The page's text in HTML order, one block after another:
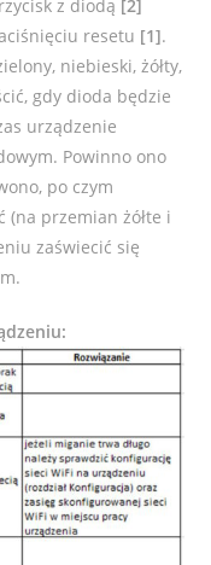
z diodą [2]
resetu [1].
niebieski, żółty,
gdy dioda będzie
urządzenie
Powinno ono
po czym
(na przemian żółte i
zaświecić się